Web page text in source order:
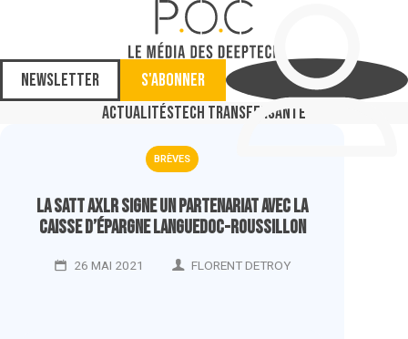
Newsletter
S'abonner
ActualitésTech TransferSanté
BRÈVES
La SATT AxLR signe un partenariat avec la
Caisse d’Épargne Languedoc-Roussillon
26 MAI 2021 FLORENT DETROY